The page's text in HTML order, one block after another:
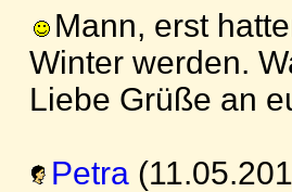
Mann, erst
Winter werden.
Liebe Grüße an
Petra